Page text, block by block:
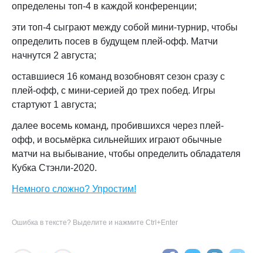
определены топ-4 в каждой конференции;
эти топ-4 сыграют между собой мини-турнир, чтобы
определить посев в будущем плей-офф. Матчи
начнутся 2 августа;
оставшиеся 16 команд возобновят сезон сразу с
плей-офф, с мини-серией до трех побед. Игры
стартуют 1 августа;
далее восемь команд, пробившихся через плей-
офф, и восьмёрка сильнейших играют обычные
матчи на выбывание, чтобы определить обладателя
Кубка Стэнли-2020.
Немного сложно? Упростим!
Ошибка в тексте? Выделите и нажмите Ctrl+Enter